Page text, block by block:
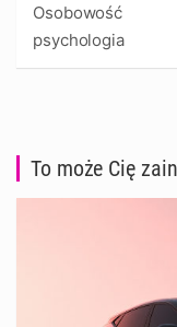
Osobowość
psychologia
To może Cię